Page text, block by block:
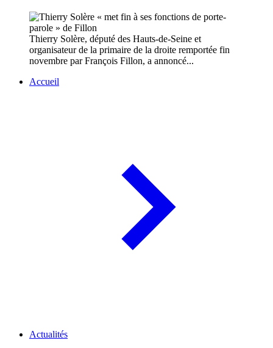
Thierry Solère, député des Hauts-de-Seine et
organisateur de la primaire de la droite remportée fin
novembre par François Fillon, a annoncé...
Accueil
Actualités